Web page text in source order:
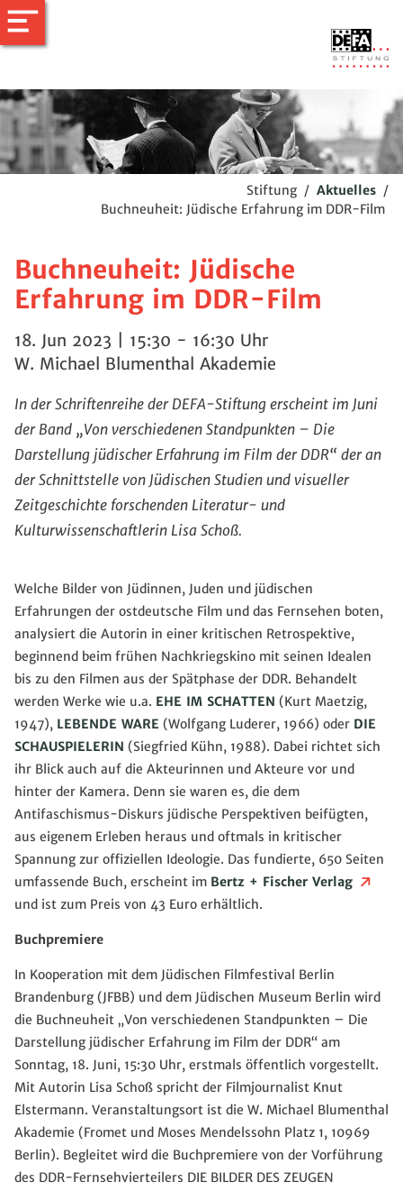
Stiftung / Aktuelles /
Buchneuheit: Jüdische Erfahrung im DDR-Film
Buchneuheit: Jüdische
Erfahrung im DDR-Film
18. Jun 2023 | 15:30 - 16:30 Uhr
W. Michael Blumenthal Akademie
In der Schriftenreihe der DEFA-Stiftung erscheint im Juni
der Band „Von verschiedenen Standpunkten – Die
Darstellung jüdischer Erfahrung im Film der DDR“ der an
der Schnittstelle von Jüdischen Studien und visueller
Zeitgeschichte forschenden Literatur- und
Kulturwissenschaftlerin Lisa Schoß.
Welche Bilder von Jüdinnen, Juden und jüdischen
Erfahrungen der ostdeutsche Film und das Fernsehen boten,
analysiert die Autorin in einer kritischen Retrospektive,
beginnend beim frühen Nachkriegskino mit seinen Idealen
bis zu den Filmen aus der Spätphase der DDR. Behandelt
werden Werke wie u.a. EHE IM SCHATTEN (Kurt Maetzig,
1947), LEBENDE WARE (Wolfgang Luderer, 1966) oder DIE
SCHAUSPIELERIN (Siegfried Kühn, 1988). Dabei richtet sich
ihr Blick auch auf die Akteurinnen und Akteure vor und
hinter der Kamera. Denn sie waren es, die dem
Antifaschismus-Diskurs jüdische Perspektiven beifügten,
aus eigenem Erleben heraus und oftmals in kritischer
Spannung zur offiziellen Ideologie. Das fundierte, 650 Seiten
umfassende Buch, erscheint im Bertz + Fischer Verlag
und ist zum Preis von 43 Euro erhältlich.
Buchpremiere
In Kooperation mit dem Jüdischen Filmfestival Berlin
Brandenburg (JFBB) und dem Jüdischen Museum Berlin wird
die Buchneuheit „Von verschiedenen Standpunkten – Die
Darstellung jüdischer Erfahrung im Film der DDR“ am
Sonntag, 18. Juni, 15:30 Uhr, erstmals öffentlich vorgestellt.
Mit Autorin Lisa Schoß spricht der Filmjournalist Knut
Elstermann. Veranstaltungsort ist die W. Michael Blumenthal
Akademie (Fromet und Moses Mendelssohn Platz 1, 10969
Berlin). Begleitet wird die Buchpremiere von der Vorführung
des DDR-Fernsehvierteilers DIE BILDER DES ZEUGEN